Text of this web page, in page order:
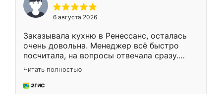
6 августа 2026
Заказывала кухню в Ренессанс, осталась
очень довольна. Менеджер всё быстро
посчитала, на вопросы отвечала сразу.
Замерщик приехал в субботу, подошёл к
делу со всей ответственностью. Собрали
за день, ребята работали аккуратно, даже
Читать полностью